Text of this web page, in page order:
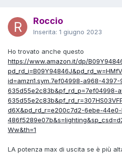
Roccio
Inserita: 1 giugno 2023
Ho trovato anche questo
https://www.amazon.it/dp/
id=amzn1.sym.7ef04998-a968-
635d55e2c83b&pf_rd_p=7ef04998-
d6X&pd_rd_r=e200c7d2-6ebe-
Ww&th=1
LA potenza max di uscita se è più